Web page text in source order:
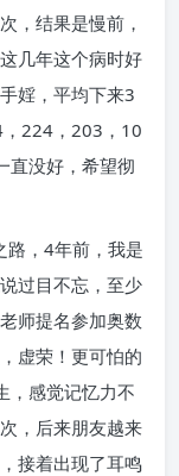
，结果是慢前，
几年这个病时好
婬，平均下来3
224，203，10
直没好，希望彻
路，4年前，我是
过目不忘，至少
师提名参加奥数
虚荣！更可怕的
，感觉记忆力不
，后来朋友越来
接着出现了耳鸣